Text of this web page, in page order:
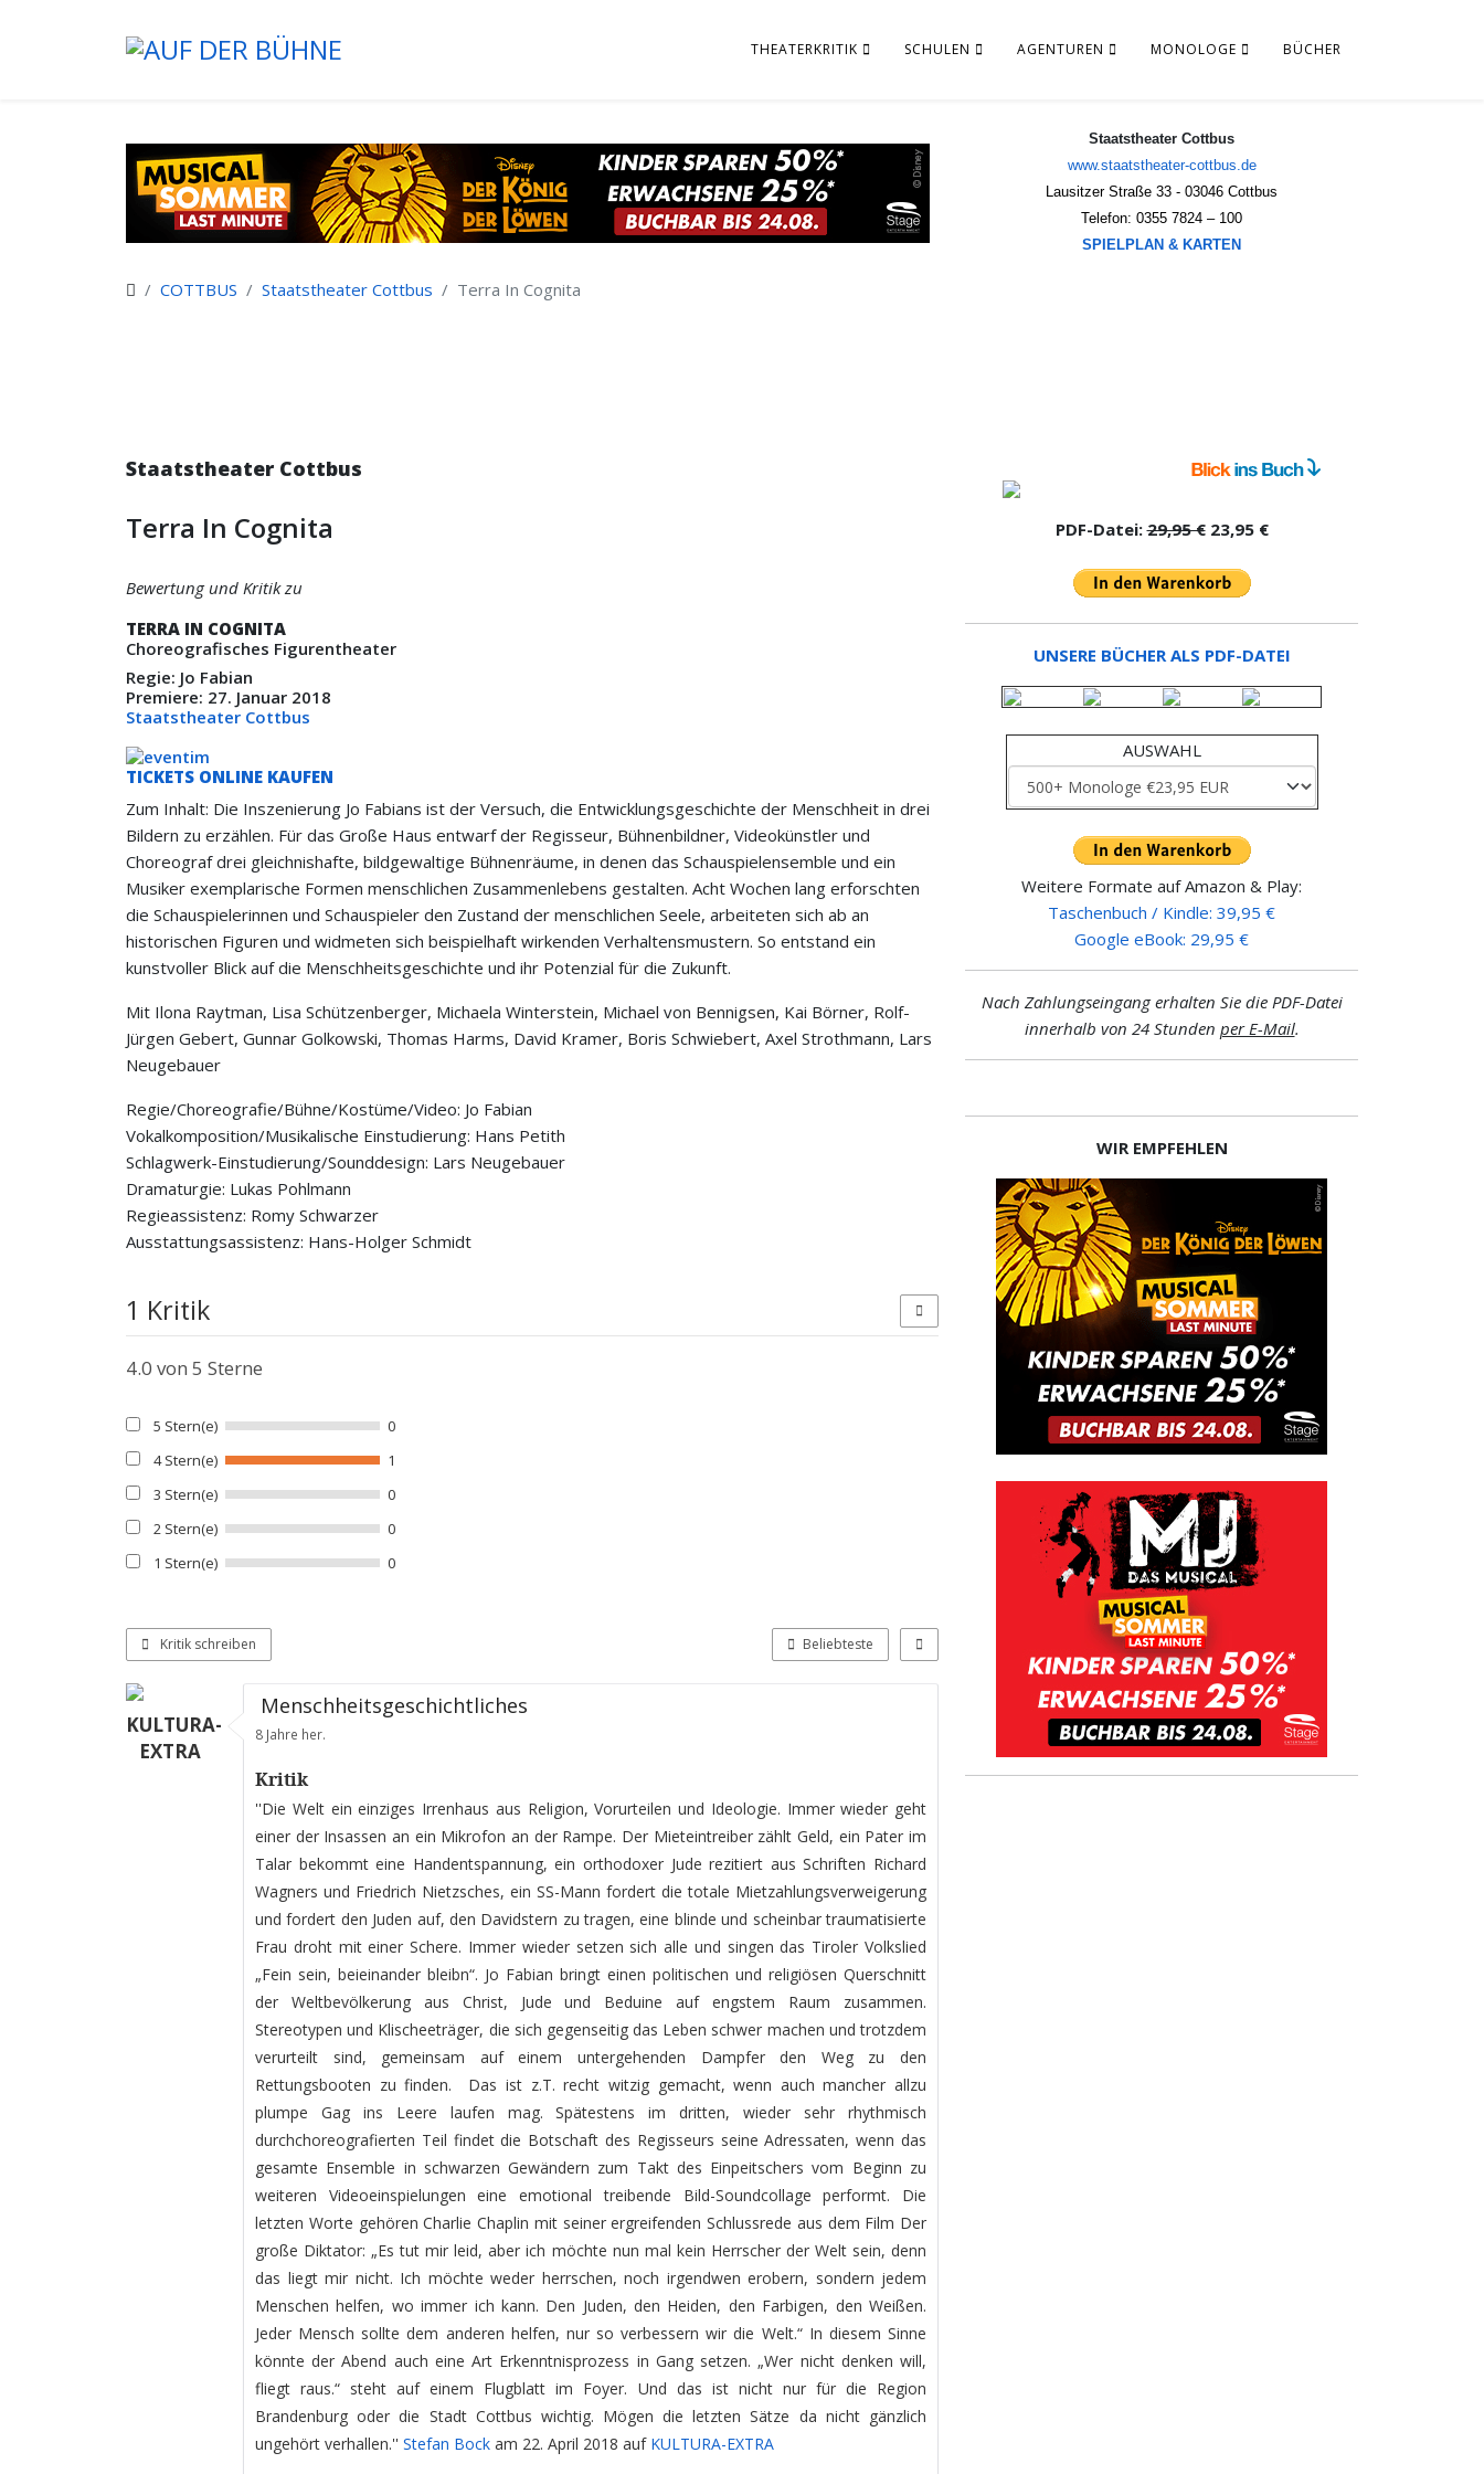
THEATERKRITIK SCHULEN AGENTUREN MONOLOGE BÜCHER
Staatstheater Cottbus
www.staatstheater-cottbus.de
Lausitzer Straße 33 - 03046 Cottbus
Telefon: 0355 7824 – 100
SPIELPLAN & KARTEN
COTTBUS Staatstheater Cottbus Terra In Cognita
Staatstheater Cottbus
Terra In Cognita
Bewertung und Kritik zu
TERRA IN COGNITA
Choreografisches Figurentheater
Regie: Jo Fabian
Premiere: 27. Januar 2018
Staatstheater Cottbus
TICKETS ONLINE KAUFEN
Zum Inhalt: Die Inszenierung Jo Fabians ist der Versuch, die Entwicklungsgeschichte der Menschheit in drei
Bildern zu erzählen. Für das Große Haus entwarf der Regisseur, Bühnenbildner, Videokünstler und
Choreograf drei gleichnishafte, bildgewaltige Bühnenräume, in denen das Schauspielensemble und ein
Musiker exemplarische Formen menschlichen Zusammenlebens gestalten. Acht Wochen lang erforschten
die Schauspielerinnen und Schauspieler den Zustand der menschlichen Seele, arbeiteten sich ab an
historischen Figuren und widmeten sich beispielhaft wirkenden Verhaltensmustern. So entstand ein
kunstvoller Blick auf die Menschheitsgeschichte und ihr Potenzial für die Zukunft.
Mit Ilona Raytman, Lisa Schützenberger, Michaela Winterstein, Michael von Bennigsen, Kai Börner, Rolf-
Jürgen Gebert, Gunnar Golkowski, Thomas Harms, David Kramer, Boris Schwiebert, Axel Strothmann, Lars
Neugebauer
Regie/Choreografie/Bühne/Kostüme/Video: Jo Fabian
Vokalkomposition/Musikalische Einstudierung: Hans Petith
Schlagwerk-Einstudierung/Sounddesign: Lars Neugebauer
Dramaturgie: Lukas Pohlmann
Regieassistenz: Romy Schwarzer
Ausstattungsassistenz: Hans-Holger Schmidt
1 Kritik
4.0 von 5 Sterne
5 Stern(e)
0
4 Stern(e)
1
3 Stern(e)
0
2 Stern(e)
0
1 Stern(e)
0
Kritik schreiben Beliebteste
KULTURA-
EXTRA
Menschheitsgeschichtliches
8 Jahre her.
Kritik
''Die Welt ein einziges Irrenhaus aus Religion, Vorurteilen und Ideologie. Immer wieder geht
einer der Insassen an ein Mikrofon an der Rampe. Der Mieteintreiber zählt Geld, ein Pater im
Talar bekommt eine Handentspannung, ein orthodoxer Jude rezitiert aus Schriften Richard
Wagners und Friedrich Nietzsches, ein SS-Mann fordert die totale Mietzahlungsverweigerung
und fordert den Juden auf, den Davidstern zu tragen, eine blinde und scheinbar traumatisierte
Frau droht mit einer Schere. Immer wieder setzen sich alle und singen das Tiroler Volkslied
„Fein sein, beieinander bleibn“. Jo Fabian bringt einen politischen und religiösen Querschnitt
der Weltbevölkerung aus Christ, Jude und Beduine auf engstem Raum zusammen.
Stereotypen und Klischeeträger, die sich gegenseitig das Leben schwer machen und trotzdem
verurteilt sind, gemeinsam auf einem untergehenden Dampfer den Weg zu den
Rettungsbooten zu finden. Das ist z.T. recht witzig gemacht, wenn auch mancher allzu
plumpe Gag ins Leere laufen mag. Spätestens im dritten, wieder sehr rhythmisch
durchchoreografierten Teil findet die Botschaft des Regisseurs seine Adressaten, wenn das
gesamte Ensemble in schwarzen Gewändern zum Takt des Einpeitschers vom Beginn zu
weiteren Videoeinspielungen eine emotional treibende Bild-Soundcollage performt. Die
letzten Worte gehören Charlie Chaplin mit seiner ergreifenden Schlussrede aus dem Film Der
große Diktator: „Es tut mir leid, aber ich möchte nun mal kein Herrscher der Welt sein, denn
das liegt mir nicht. Ich möchte weder herrschen, noch irgendwen erobern, sondern jedem
Menschen helfen, wo immer ich kann. Den Juden, den Heiden, den Farbigen, den Weißen.
Jeder Mensch sollte dem anderen helfen, nur so verbessern wir die Welt.“ In diesem Sinne
könnte der Abend auch eine Art Erkenntnisprozess in Gang setzen. „Wer nicht denken will,
fliegt raus.“ steht auf einem Flugblatt im Foyer. Und das ist nicht nur für die Region
Brandenburg oder die Stadt Cottbus wichtig. Mögen die letzten Sätze da nicht gänzlich
ungehört verhallen.'' Stefan Bock am 22. April 2018 auf KULTURA-EXTRA
PDF-Datei:29,95 €23,95 €
UNSERE BÜCHER ALS PDF-DATEI
AUSWAHL
Weitere Formate auf Amazon & Play:
Taschenbuch / Kindle: 39,95 €
Google eBook: 29,95 €
Nach Zahlungseingang erhalten Sie die PDF-Datei
innerhalb von 24 Stunden per E-Mail.
WIR EMPFEHLEN